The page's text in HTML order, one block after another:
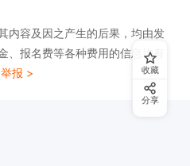
内容及因之产生的后果，均由发
报名费等各种费用的信息均有
报 > 收藏
分享